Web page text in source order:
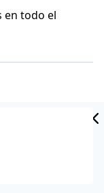
en todo el